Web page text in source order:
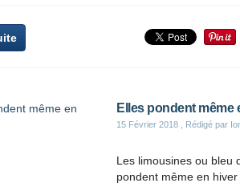
Elles pondent même
15 Février 2018 , Rédigé par
Les limousines ou bleu
pondent même en